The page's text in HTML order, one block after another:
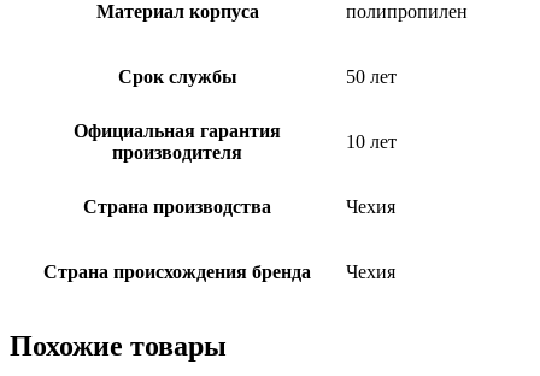
Материал корпуса полипропилен
Срок службы 50 лет
Официальная гарантия
производителя
10 лет
Страна производства Чехия
Страна происхождения бренда Чехия
Похожие товары